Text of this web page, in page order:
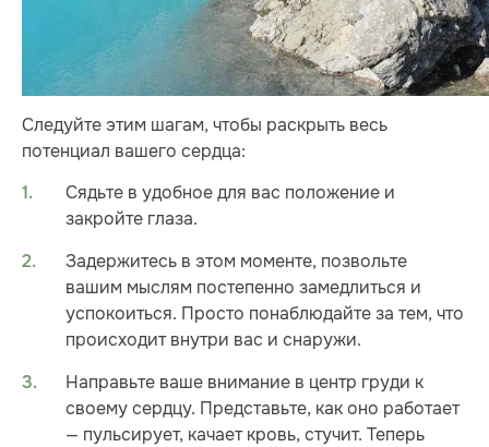
Следуйте этим шагам, чтобы раскрыть весь
потенциал вашего сердца:
Сядьте в удобное для вас положение и
закройте глаза.
Задержитесь в этом моменте, позвольте
вашим мыслям постепенно замедлиться и
успокоиться. Просто понаблюдайте за тем, что
происходит внутри вас и снаружи.
Направьте ваше внимание в центр груди к
своему сердцу. Представьте, как оно работает
— пульсирует, качает кровь, стучит. Теперь